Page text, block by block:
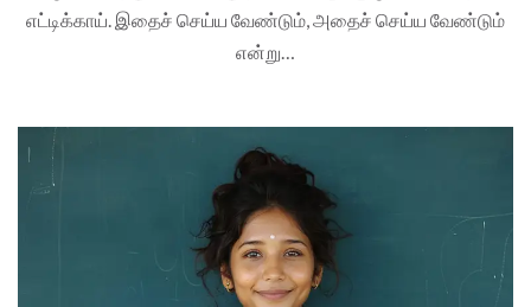
எட்டிக்காய். இதைச் செய்ய வேண்டும், அதைச் செய்ய வேண்டும்
என்று…